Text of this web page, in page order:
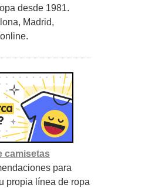
desde 1981.
Madrid,
camisetas
para
propia línea de ropa